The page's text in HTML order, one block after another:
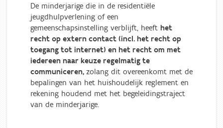
De minderjarige die in de residentiële
jeugdhulpverlening of een
gemeenschapsinstelling verblijft, heeft het
recht op extern contact (incl. het recht op
toegang tot internet) en het recht om met
iedereen naar keuze regelmatig te
communiceren, zolang dit overeenkomt met de
bepalingen van het huishoudelijk reglement en
rekening houdend met het begeleidingstraject
van de minderjarige.